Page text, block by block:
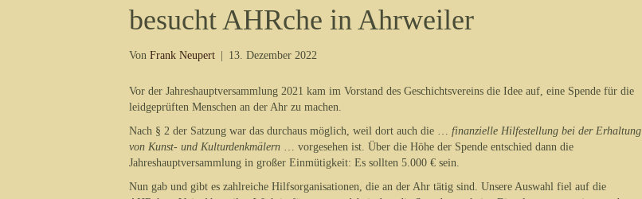
besucht AHRche in Ahrweiler
Von Frank Neupert | 13. Dezember 2022
Vor der Jahreshauptversammlung 2021 kam im Vorstand des Geschichtsvereins die Idee auf, eine Spende für die
leidgeprüften Menschen an der Ahr zu machen.
Nach § 2 der Satzung war das durchaus möglich, weil dort auch die … finanzielle Hilfestellung bei der Erhaltung
von Kunst- und Kulturdenkmälern … vorgesehen ist. Über die Höhe der Spende entschied dann die
Jahreshauptversammlung in großer Einmütigkeit: Es sollten 5.000 € sein.
Nun gab und gibt es zahlreiche Hilfsorganisationen, die an der Ahr tätig sind. Unsere Auswahl fiel auf die